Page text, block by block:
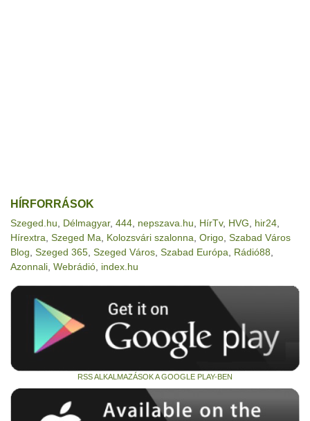
HÍRFORRÁSOK
Szeged.hu Délmagyar, 444 nepszava.hu HírTv, HVG hir24
Hírextra Szeged Ma Kolozsvári szalonna Origo Szabad Város
Blog Szeged 365 Szeged Város Szabad Európa Rádió88
Azonnali Webrádió index.hu
RSS ALKALMAZÁSOK A GOOGLE PLAY-BEN